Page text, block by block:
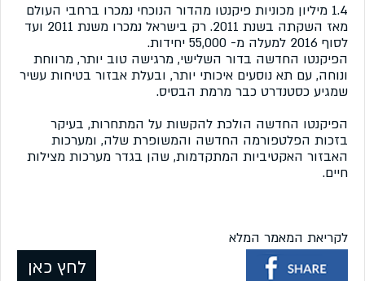
1.4 מיליון מכוניות פיקנטו מהדור הנוכחי נמכרו ברחבי העולם
מאז השקתה בשנת 2011. רק בישראל נמכרו משנת 2011 ועד
לסוף 2016 למעלה מ- 55,000 יחידות.
הפיקנטו החדשה בדור השלישי, מרגישה טוב יותר, מרווחת
ונוחה, עם תא נוסעים איכותי יותר, ובעלת אבזור בטיחות עשיר
שמגיע כסטנדרט כבר מרמת הבסיס.
הפיקנטו החדשה הולכת להקשות על המתחרות, בעיקר
בזכות הפלטפורמה החדשה והמשופרת שלה, ומערכות
האבזור האקטיביות המתקדמות, שהן בגדר מערכות מצילות
חיים.
לקריאת המאמר המלא
לחץ כאן